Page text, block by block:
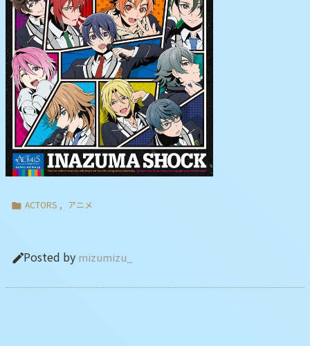
 ACTORS , アニメ
Posted by mizumizu_